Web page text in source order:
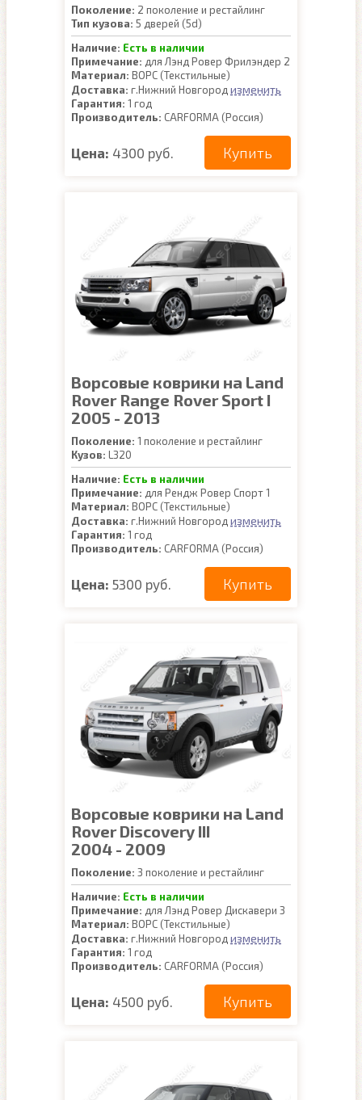
Поколение: 2 поколение и рестайлинг
Тип кузова: 5 дверей (5d)
Наличие: Есть в наличии
Примечание: для Лэнд Ровер Фрилэндер 2
Материал: ВОРС (Текстильные)
Доставка: г.Нижний Новгород изменить
Гарантия: 1 год
Производитель: CARFORMA (Россия)
Цена: 4300 руб. Купить
Ворсовые коврики на Land
Rover Range Rover Sport I
2005 - 2013
Поколение: 1 поколение и рестайлинг
Кузов: L320
Наличие: Есть в наличии
Примечание: для Рендж Ровер Спорт 1
Материал: ВОРС (Текстильные)
Доставка: г.Нижний Новгород изменить
Гарантия: 1 год
Производитель: CARFORMA (Россия)
Цена: 5300 руб. Купить
Ворсовые коврики на Land
Rover Discovery III
2004 - 2009
Поколение: 3 поколение и рестайлинг
Наличие: Есть в наличии
Примечание: для Лэнд Ровер Дискавери 3
Материал: ВОРС (Текстильные)
Доставка: г.Нижний Новгород изменить
Гарантия: 1 год
Производитель: CARFORMA (Россия)
Цена: 4500 руб. Купить